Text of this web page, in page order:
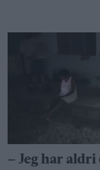
– Jeg har aldri